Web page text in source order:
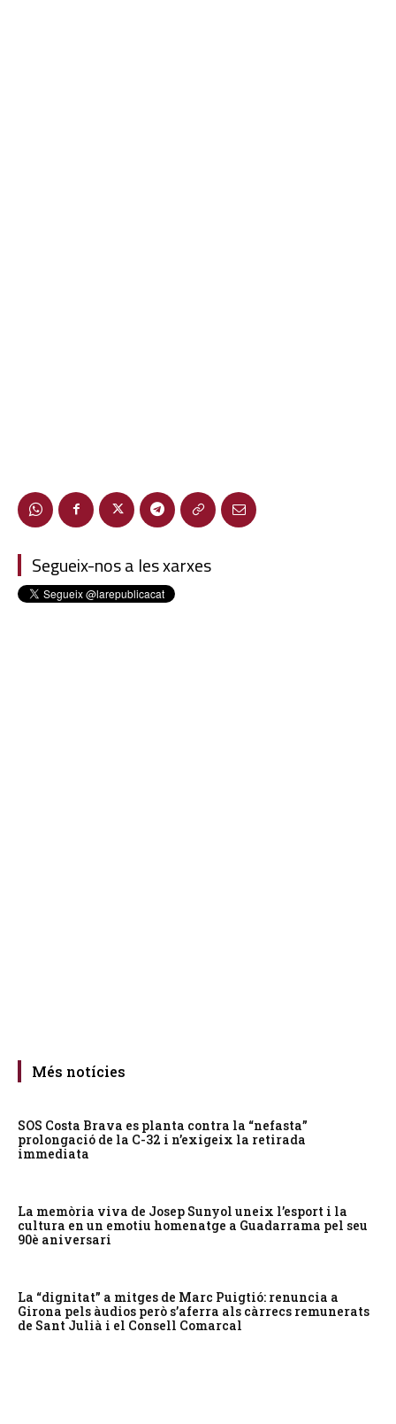
Segueix-nos a les xarxes
Més notícies
SOS Costa Brava es planta contra la “nefasta”
prolongació de la C-32 i n’exigeix la retirada
immediata
La memòria viva de Josep Sunyol uneix l’esport i la
cultura en un emotiu homenatge a Guadarrama pel seu
90è aniversari
La “dignitat” a mitges de Marc Puigtió: renuncia a
Girona pels àudios però s’aferra als càrrecs remunerats
de Sant Julià i el Consell Comarcal